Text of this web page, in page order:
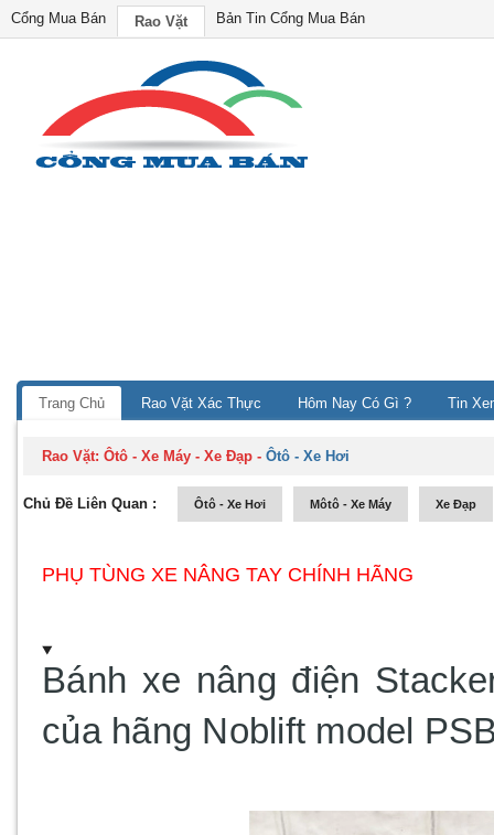
Cổng Mua Bán Rao Vặt Bản Tin Cổng Mua Bán
Trang Chủ Rao Vặt Xác Thực Hôm Nay Có Gì ? Tin
Rao Vặt:Ôtô - Xe Máy - Xe Đạp -Ôtô - Xe Hơi
Chủ Đề Liên Quan : Ôtô - Xe Hơi Môtô - Xe Máy Xe Đạp
PHỤ TÙNG XE NÂNG TAY CHÍNH HÃNG
Bánh xe nâng điện
của hãng Noblift model